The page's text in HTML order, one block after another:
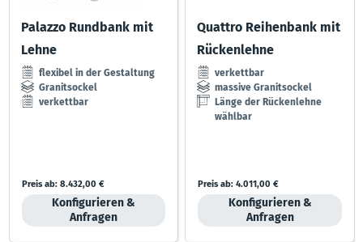
Palazzo Rundbank mit
Lehne
flexibel in der Gestaltung
Granitsockel
verkettbar
Preis ab:8.432,00 €
Konfigurieren &
Anfragen
Quattro Reihenbank mit
Rückenlehne
verkettbar
massive Granitsockel
Länge der Rückenlehne
wählbar
Preis ab: 4.011,00 €
Konfigurieren &
Anfragen